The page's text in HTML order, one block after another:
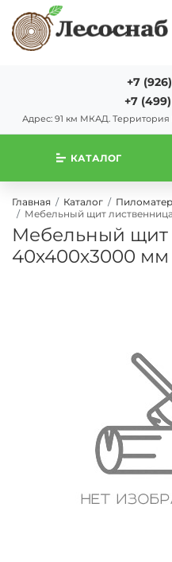
+7
+7
Адрес: 91 км МКАД.
КАТАЛОГ
Главная Каталог
Мебельный щит
Мебельный щит
40х400х3000 мм